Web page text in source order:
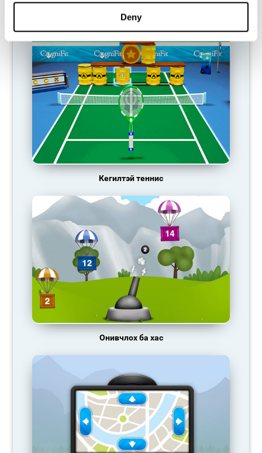
Deny
САНАЛ БОЛГОЖ БАЙГАА ТОГЛООМУУД
Кегилтэй теннис
Онивчлох ба хас